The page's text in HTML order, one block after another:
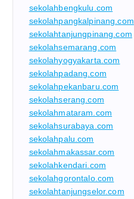
sekolahbengkulu.com
sekolahpangkalpinang.com
sekolahtanjungpinang.com
sekolahsemarang.com
sekolahyogyakarta.com
sekolahpadang.com
sekolahpekanbaru.com
sekolahserang.com
sekolahmataram.com
sekolahsurabaya.com
sekolahpalu.com
sekolahmakassar.com
sekolahkendari.com
sekolahgorontalo.com
sekolahtanjungselor.com